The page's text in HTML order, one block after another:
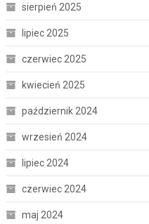
sierpień 2025
lipiec 2025
czerwiec 2025
kwiecień 2025
październik 2024
wrzesień 2024
lipiec 2024
czerwiec 2024
maj 2024